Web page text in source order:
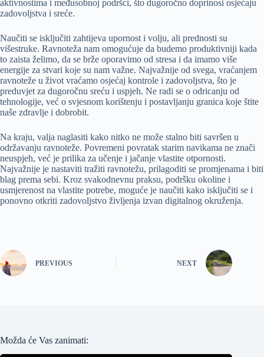
aktivnostima i međusobnoj podršci, što dugoročno doprinosi osjećaju
zadovoljstva i sreće.
Naučiti se isključiti zahtijeva upornost i volju, ali prednosti su
višestruke. Ravnoteža nam omogućuje da budemo produktivniji kada
to zaista želimo, da se brže oporavimo od stresa i da imamo više
energije za stvari koje su nam važne. Najvažnije od svega, vraćanjem
ravnoteže u život vraćamo osjećaj kontrole i zadovoljstva, što je
preduvjet za dugoročnu sreću i uspjeh. Ne radi se o odricanju od
tehnologije, već o svjesnom korištenju i postavljanju granica koje štite
naše zdravlje i dobrobit.
Na kraju, valja naglasiti kako nitko ne može stalno biti savršen u
održavanju ravnoteže. Povremeni povratak starim navikama ne znači
neuspjeh, već je prilika za učenje i jačanje vlastite otpornosti.
Najvažnije je nastaviti tražiti ravnotežu, prilagoditi se promjenama i biti
blag prema sebi. Kroz svakodnevnu praksu, podršku okoline i
usmjerenost na vlastite potrebe, moguće je naučiti kako isključiti se i
ponovno otkriti zadovoljstvo življenja izvan digitalnog okruženja.
PREVIOUS NEXT
Možda će Vas zanimati: